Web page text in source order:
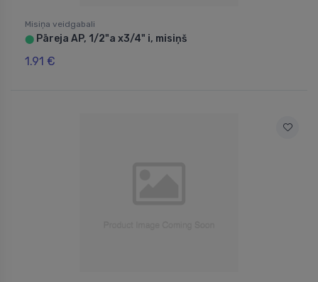
Misiņa veidgabali
⬤ Pāreja AP, 1/2"a x3/4" i, misiņš
1.91 €